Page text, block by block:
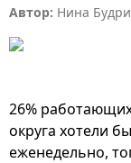
Автор: Нина
26%
округа хотели
еженедельно,